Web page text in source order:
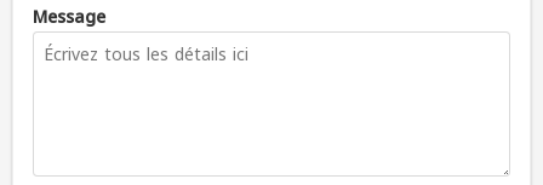
Message